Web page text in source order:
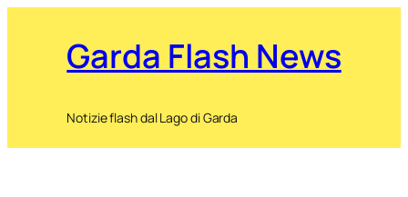
Garda Flash News
Notizie flash dal Lago di Garda